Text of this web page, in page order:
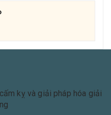
kỵ và giải pháp hóa giải